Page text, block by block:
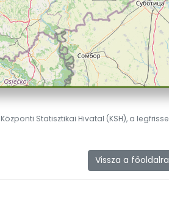
Statisztikai Hivatal (KSH), a
Vissza a főoldalra